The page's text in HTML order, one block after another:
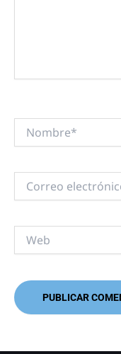
electrónico*